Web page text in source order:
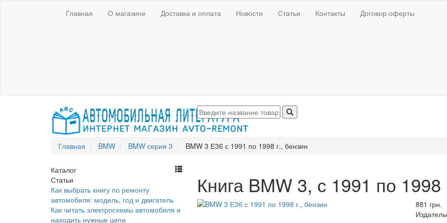
Главная О магазине Доставка и оплата Новости Статьи Контакты Договор оферты
Главная BMW BMW серия 3 BMW 3 Е36 с 1991 по 1998 г., бензин
Каталог
Статьи
Как выбрать книгу по ремонту
автомобиля: модель, год и двигатель
Как читать электросхемы автомобиля и
находить нужные цепи
Книга BMW 3, с 1991 по 1998
881 грн.